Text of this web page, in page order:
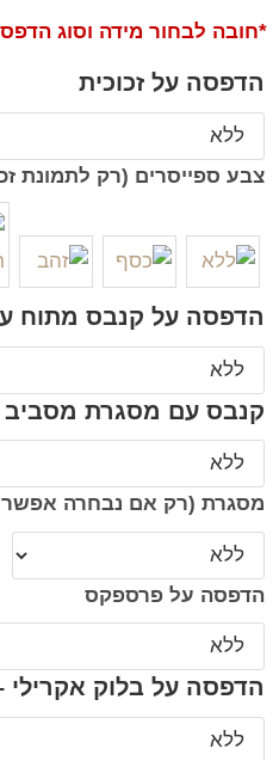
*חובה לבחור מידה וסוג
הדפסה על זכוכית
צבע ספייסרים (רק לתמונת
הדפסה על קנבס מתוח
קנבס עם מסגרת מסביב
מסגרת (רק אם נבחרה
הדפסה על פרספקס
הדפסה על בלוק אקרילי